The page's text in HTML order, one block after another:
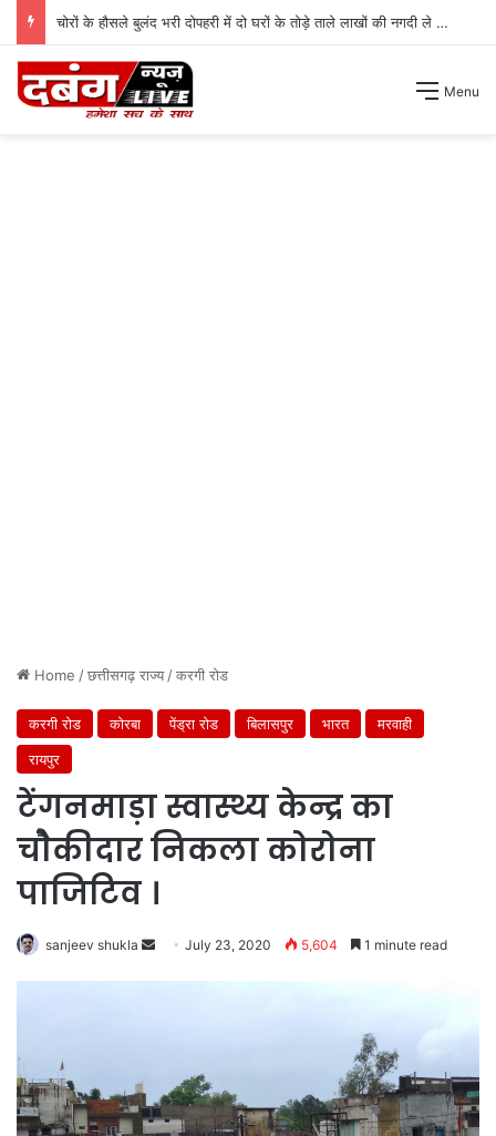
चोरों के हौसले बुलंद भरी दोपहरी में दो घरों के तोड़े ताले लाखों की नगदी ले भागे ।
Menu
Home /छत्तीसगढ़ राज्य/करगी रोड
करगी रोड कोरबा पेंड्रा रोड बिलासपुर भारत
मरवाही
रायपुर
टेंगनमाड़ा स्वास्थ्य केन्द्र का
चोैकीदार निकला कोरोना
पाजिटिव ।
sanjeev shukla
SendJuly 23, 2020 5,604 1 minute read